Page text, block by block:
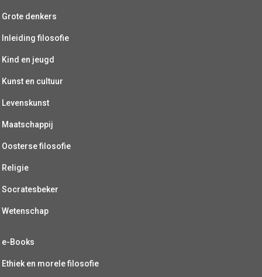
Grote denkers
Inleiding filosofie
Kind en jeugd
Kunst en cultuur
Levenskunst
Maatschappij
Oosterse filosofie
Religie
Socratesbeker
Wetenschap
e-Books
Ethiek en morele filosofie